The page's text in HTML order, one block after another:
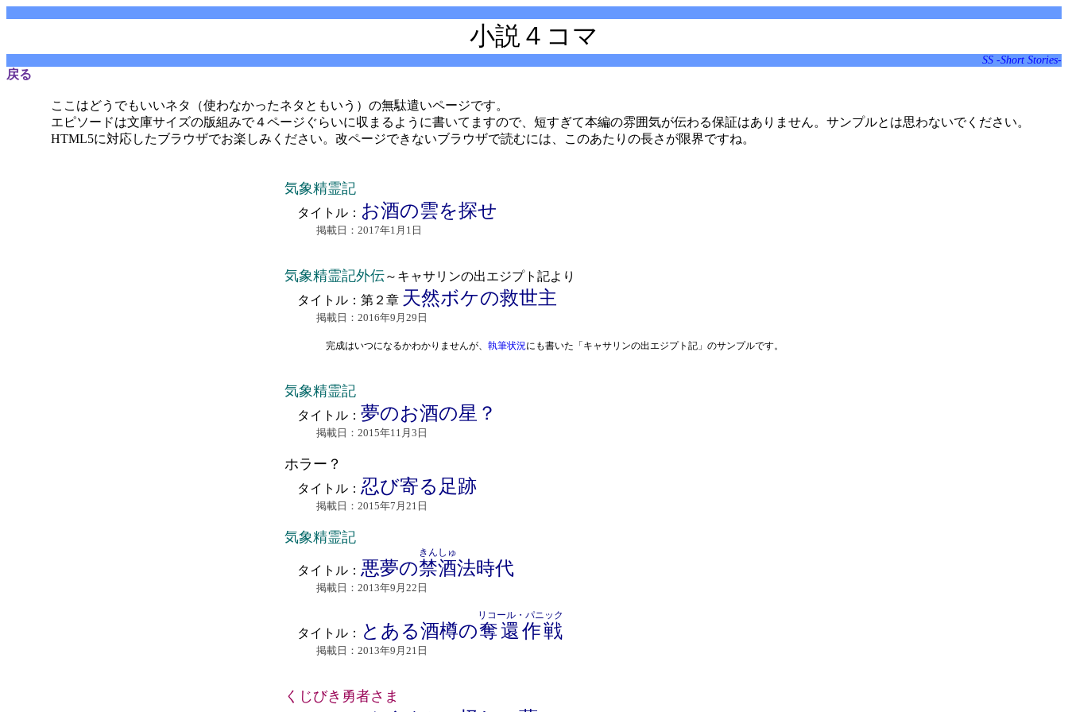
小説４コマ
SS -Short Stories-
戻る
ここはどうでもいいネタ（使わなかったネタともいう）の無駄遣いページです。
エピソードは文庫サイズの版組みで４ページぐらいに収まるように書いてますので、短すぎて本編の雰囲気が伝わる保証はありません。サンプルとは思わないでください。
HTML5に対応したブラウザでお楽しみください。改ページできないブラウザで読むには、このあたりの長さが限界ですね。
気象精霊記
タイトル： お酒の雲を探せ
掲載日：2017年1月1日
気象精霊記外伝～キャサリンの出エジプト記より
タイトル：第２章 天然ボケの救世主
掲載日：2016年9月29日
完成はいつになるかわかりませんが、 執筆状況にも書いた「キャサリンの出エジプト記」のサンプルです。
気象精霊記
タイトル： 夢のお酒の星？
掲載日：2015年11月3日
ホラー？
タイトル： 忍び寄る足跡
掲載日：2015年7月21日
気象精霊記
タイトル： 悪夢の禁酒
きんしゅ
法時代
掲載日：2013年9月22日
タイトル： とある酒樽の奪還作戦
リコール・パニック
掲載日：2013年9月21日
くじびき勇者さま